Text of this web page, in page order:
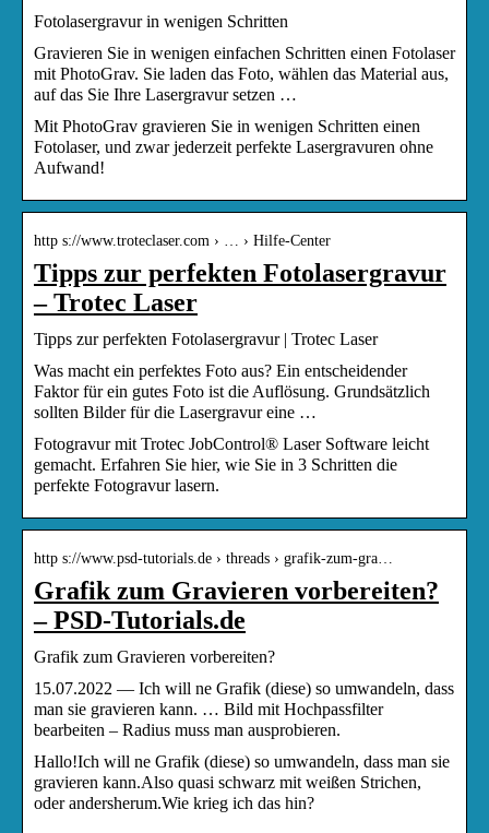
Fotolasergravur in wenigen Schritten
Gravieren Sie in wenigen einfachen Schritten einen Fotolaser
mit PhotoGrav. Sie laden das Foto, wählen das Material aus,
auf das Sie Ihre Lasergravur setzen …
Mit PhotoGrav gravieren Sie in wenigen Schritten einen
Fotolaser, und zwar jederzeit perfekte Lasergravuren ohne
Aufwand!
http s://www.troteclaser.com › … › Hilfe-Center
Tipps zur perfekten Fotolasergravur
– Trotec Laser
Tipps zur perfekten Fotolasergravur | Trotec Laser
Was macht ein perfektes Foto aus? Ein entscheidender
Faktor für ein gutes Foto ist die Auflösung. Grundsätzlich
sollten Bilder für die Lasergravur eine …
Fotogravur mit Trotec JobControl® Laser Software leicht
gemacht. Erfahren Sie hier, wie Sie in 3 Schritten die
perfekte Fotogravur lasern.
http s://www.psd-tutorials.de › threads › grafik-zum-gra…
Grafik zum Gravieren vorbereiten?
– PSD-Tutorials.de
Grafik zum Gravieren vorbereiten?
15.07.2022 — Ich will ne Grafik (diese) so umwandeln, dass
man sie gravieren kann. … Bild mit Hochpassfilter
bearbeiten – Radius muss man ausprobieren.
Hallo!Ich will ne Grafik (diese) so umwandeln, dass man sie
gravieren kann.Also quasi schwarz mit weißen Strichen,
oder andersherum.Wie krieg ich das hin?